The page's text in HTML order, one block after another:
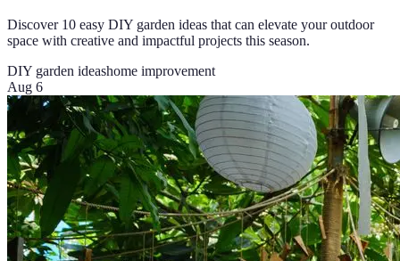
Discover 10 easy DIY garden ideas that can elevate your outdoor
space with creative and impactful projects this season.
DIY garden ideashome improvement
Aug 6